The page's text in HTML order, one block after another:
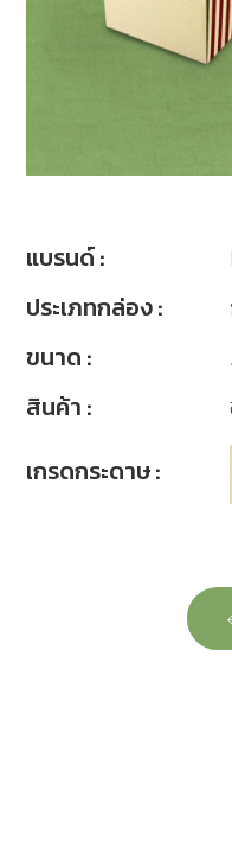
แบรนด์ :
ประเภทกล่อง :
ขนาด :
สินค้า :
เกรดกระดาษ :